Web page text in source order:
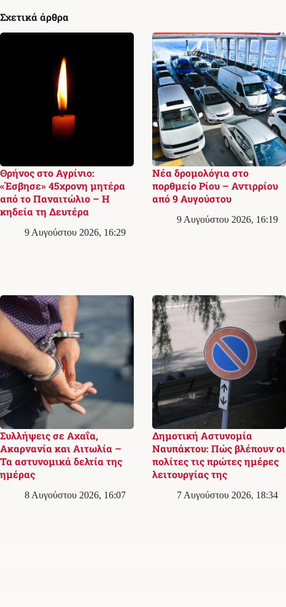
Σχετικά άρθρα
Θρήνος στο Αγρίνιο:
«Έσβησε» 45χρονη μητέρα
από το Παναιτώλιο – Η
κηδεία τη Δευτέρα
9 Αυγούστου 2026, 16:29
Νέα δρομολόγια στο
πορθμείο Ρίου – Αντιρρίου
από 9 Αυγούστου
9 Αυγούστου 2026, 16:19
Συλλήψεις σε Αχαΐα,
Ακαρνανία και Αιτωλία –
Τα αστυνομικά δελτία της
ημέρας
8 Αυγούστου 2026, 16:07
Δημοτική Αστυνομία
Ναυπάκτου: Πώς βλέπουν οι
πολίτες τις πρώτες ημέρες
λειτουργίας της
7 Αυγούστου 2026, 18:34